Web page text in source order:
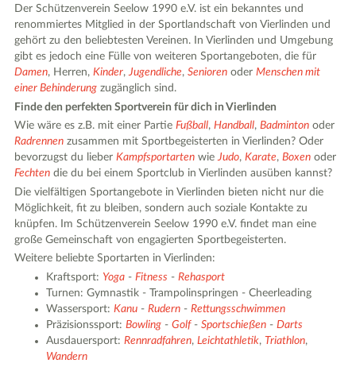
Der Schützenverein Seelow 1990 e.V. ist ein bekanntes und
renommiertes Mitglied in der Sportlandschaft von Vierlinden und
gehört zu den beliebtesten Vereinen. In Vierlinden und Umgebung
gibt es jedoch eine Fülle von weiteren Sportangeboten, die für
Damen, Herren,Kinder,Jugendliche,Senioren oderMenschen mit
einer Behinderung zugänglich sind.
Finde den perfekten Sportverein für dich in Vierlinden
Wie wäre es z.B. mit einer PartieFußball,Handball,Badminton oder
Radrennen zusammen mit Sportbegeisterten in Vierlinden? Oder
bevorzugst du lieberKampfsportarten wieJudo,Karate,Boxen oder
Fechten die du bei einem Sportclub in Vierlinden ausüben kannst?
Die vielfältigen Sportangebote in Vierlinden bieten nicht nur die
Möglichkeit, fit zu bleiben, sondern auch soziale Kontakte zu
knüpfen. Im Schützenverein Seelow 1990 e.V. findet man eine
große Gemeinschaft von engagierten Sportbegeisterten.
Weitere beliebte Sportarten in Vierlinden:
Kraftsport: Yoga -Fitness -Rehasport
Turnen: Gymnastik - Trampolinspringen - Cheerleading
Wassersport:Kanu -Rudern -Rettungsschwimmen
Präzisionssport:Bowling -Golf-Sportschießen -Darts
Ausdauersport:Rennradfahren,Leichtathletik,Triathlon,
Wandern